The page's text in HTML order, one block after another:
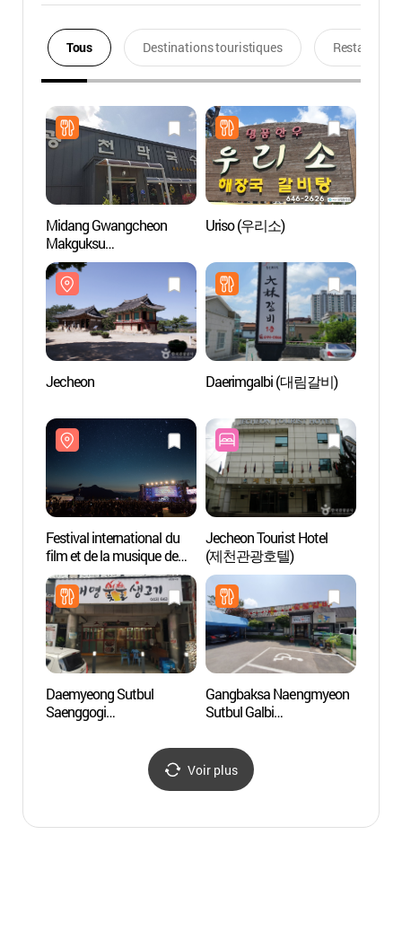
Tous Destinations touristiques Restaurants
Midang Gwangcheon
Makguksu
(미당광천막국수)
Uriso (우리소)
Jecheon Daerimgalbi (대림갈비)
Festival international du
film et de la musique de
Jecheon
(제천국제음악영화제)
Jecheon Tourist Hotel
(제천관광호텔)
Daemyeong Sutbul
Saenggogi
Gangbaksa Naengmyeon
Sutbul Galbi
Voir plus